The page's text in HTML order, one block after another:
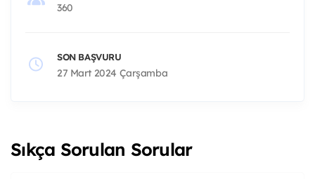
360
SON BAŞVURU
27 Mart 2024 Çarşamba
Sıkça Sorulan Sorular